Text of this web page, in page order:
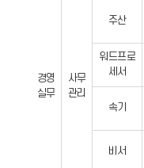
자
격
경영
실무
사무
관리
주산
워드프로
세서
속기
비서